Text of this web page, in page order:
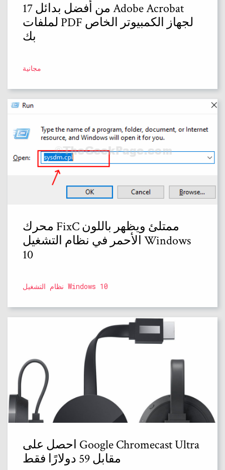
17 من أفضل بدائل Adobe Acrobat
لملفات PDF لجهاز الكمبيوتر الخاص
بك
مجانية
محرك FixC ممتلئ ويظهر باللون
الأحمر في نظام التشغيل Windows
10
نظام التشغيل Windows 10
احصل على Google Chromecast Ultra
مقابل 59 دولارًا فقط